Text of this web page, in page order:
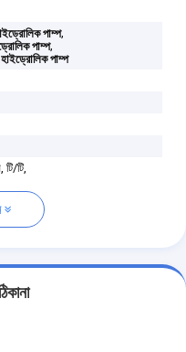
পাম্প,
পাম্প,
পাম্প
টি/টি,